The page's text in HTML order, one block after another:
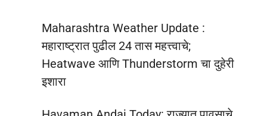
Maharashtra Weather Update :
महाराष्ट्रात पुढील 24 तास महत्त्वाचे;
Heatwave आणि Thunderstorm चा दुहेरी
इशारा